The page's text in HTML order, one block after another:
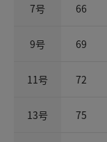
7号 66
9号 69
11号 72
13号 75